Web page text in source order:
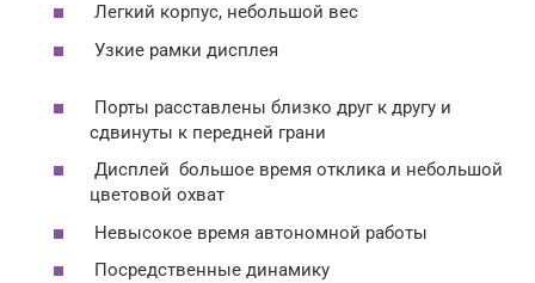
Легкий корпус, небольшой вес
Узкие рамки дисплея
Порты расставлены близко друг к другу и
сдвинуты к передней грани
Дисплей большое время отклика и небольшой
цветовой охват
Невысокое время автономной работы
Посредственные динамику